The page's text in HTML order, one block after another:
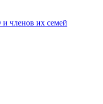
членов их семей